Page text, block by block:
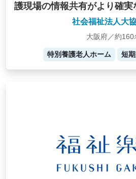
護現場の情報共有がより確実
社会福祉法人大
大阪府／約160
特別養護老人ホーム 短